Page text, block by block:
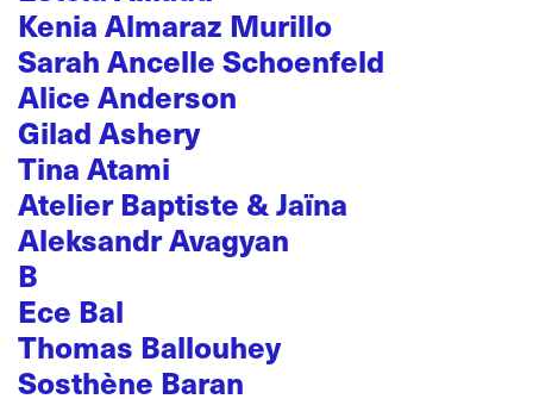
Kenia Almaraz Murillo
Sarah Ancelle Schoenfeld
Alice Anderson
Gilad Ashery
Tina Atami
Atelier Baptiste & Jaïna
Aleksandr Avagyan
B
Ece Bal
Thomas Ballouhey
Sosthène Baran